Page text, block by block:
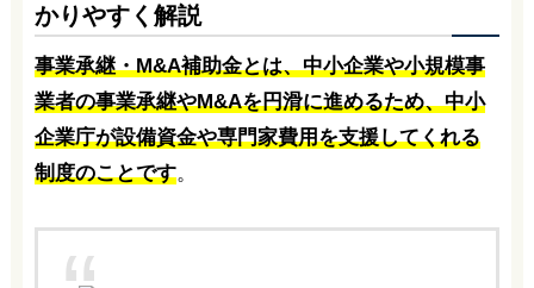
かりやすく解説
事業承継・M&A補助金とは、中小企業や小規模事
業者の事業承継やM&Aを円滑に進めるため、中小
企業庁が設備資金や専門家費用を支援してくれる
制度のことです。